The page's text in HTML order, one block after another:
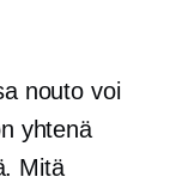
nouto voi
yhtenä
Mitä